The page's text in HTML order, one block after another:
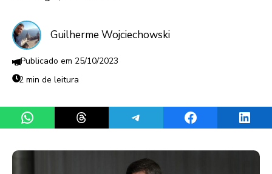
Guilherme Wojciechowski
25/10/2023
2 min de leitura
Share on WhatsAppShare on ThreadsShare on TelegramShare on Facebook